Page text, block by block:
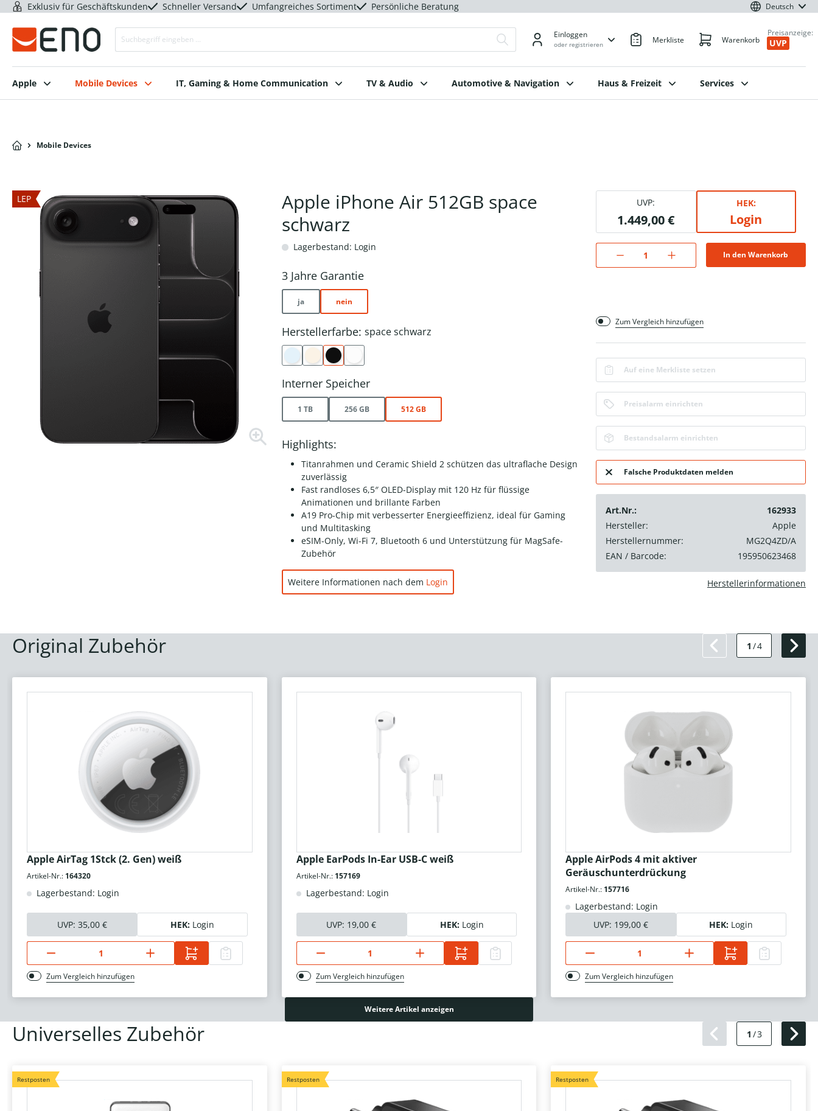
Exklusiv für Geschäftskunden Schneller Versand Umfangreiches Sortiment Persönliche Beratung Deutsch
Einloggen
oder registrieren Merkliste Warenkorb
Preisanzeige:
UVP
Apple Mobile Devices IT, Gaming & Home Communication TV & Audio Automotive & Navigation Haus & Freizeit Services
Mobile Devices
LEP
Apple iPhone Air 512GB space
schwarz
Lagerbestand: Login
3 Jahre Garantie
ja nein
Herstellerfarbe: space schwarz
Interner Speicher
1 TB 256 GB 512 GB
Highlights:
Titanrahmen und Ceramic Shield 2 schützen das ultraflache Design
zuverlässig
Fast randloses 6,5″ OLED-Display mit 120 Hz für flüssige
Animationen und brillante Farben
A19 Pro-Chip mit verbesserter Energieeffizienz, ideal für Gaming
und Multitasking
eSIM-Only, Wi-Fi 7, Bluetooth 6 und Unterstützung für MagSafe-
Zubehör
Weitere Informationen nach dem Login
UVP:
1.449,00 €
HEK:
Login
In den Warenkorb
Zum Vergleich hinzufügen
Auf eine Merkliste setzen
Preisalarm einrichten
Bestandsalarm einrichten
Falsche Produktdaten melden
Art.Nr.:
162933
Hersteller:
Apple
Herstellernummer:
MG2Q4ZD/A
EAN / Barcode:
195950623468
Herstellerinformationen
Original Zubehör 1 /4
Apple AirTag 1Stck (2. Gen) weiß
Artikel-Nr.: 164320
Lagerbestand: Login
UVP: 35,00 € HEK: Login
Zum Vergleich hinzufügen
Apple EarPods In-Ear USB-C weiß
Artikel-Nr.: 157169
Lagerbestand: Login
UVP: 19,00 € HEK: Login
Zum Vergleich hinzufügen
Apple AirPods 4 mit aktiver
Geräuschunterdrückung
Artikel-Nr.: 157716
Lagerbestand: Login
UVP: 199,00 € HEK: Login
Zum Vergleich hinzufügen
Weitere Artikel anzeigen
Universelles Zubehör 1 /3
Restposten Restposten Restposten